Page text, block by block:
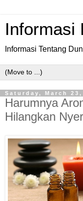
Informasi
Informasi Tentang
Saturday, March 23,
Harumnya
Hilangkan